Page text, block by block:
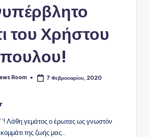
του Χρήστου
Room 7 Φεβρουαρίου, 2020
Λάθη γεμάτος ο έρωτας ως γνωστόν
της ζωής μας…